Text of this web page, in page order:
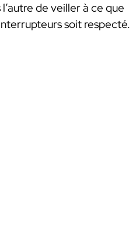
de veiller à ce que
soit respecté.